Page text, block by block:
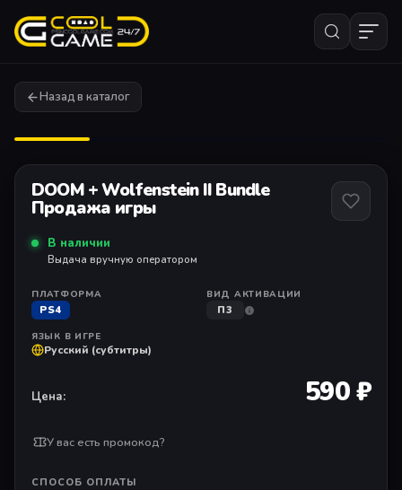
Назад в каталог
DOOM + Wolfenstein II Bundle
Продажа игры
В наличии
Выдача вручную оператором
ПЛАТФОРМА
PS4
ВИД АКТИВАЦИИ
П3
ЯЗЫК В ИГРЕ
Русский (субтитры)
Цена: 590 ₽
У вас есть промокод?
СПОСОБ ОПЛАТЫ